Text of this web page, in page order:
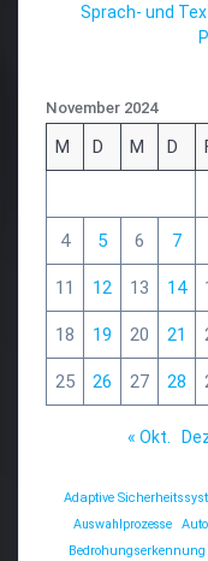
Sprach- und
November 2024
M D M D
4 5 6 7
11 12 13 14
18 19 20 21
25 26 27 28
« Okt.
Adaptive
Auswahlprozesse
Bedrohungserkennung